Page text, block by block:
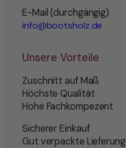
E-Mail (durchgängig)
info@bootsholz.de
Unsere Vorteile
Zuschnitt auf Maß
Höchste Qualität
Hohe Fachkompezent
Sicherer Einkauf
Gut verpackte Lieferung